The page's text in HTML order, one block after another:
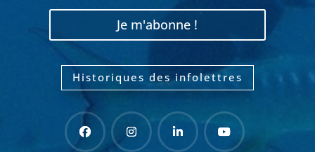
Je m'abonne !
Historiques des infolettres